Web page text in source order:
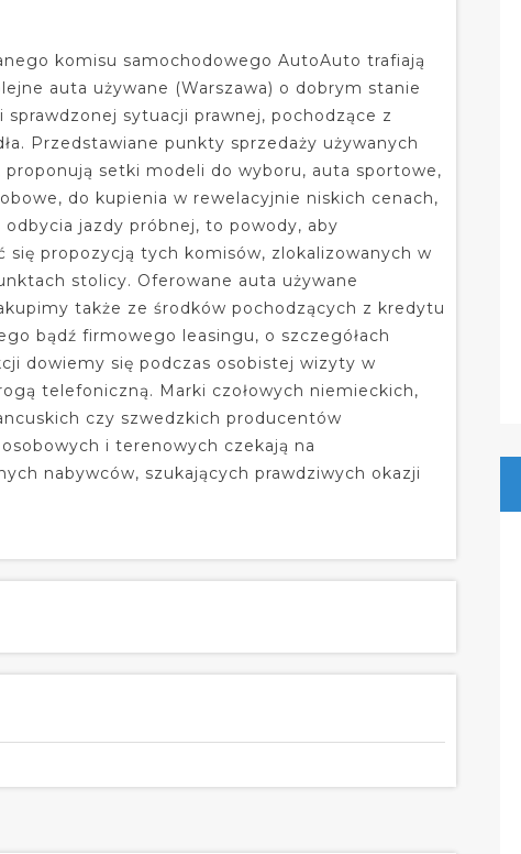
komisu samochodowego AutoAuto trafiają
auta używane (Warszawa) o dobrym stanie
sytuacji prawnej, pochodzące z
Przedstawiane punkty sprzedaży używanych
proponują setki modeli do wyboru, auta sportowe,
do kupienia w rewelacyjnie niskich cenach,
odbycia jazdy próbnej, to powody, aby
się propozycją tych komisów, zlokalizowanych w
stolicy. Oferowane auta używane
także ze środków pochodzących z kredytu
bądź firmowego leasingu, o szczegółach
dowiemy się podczas osobistej wizyty w
telefoniczną. Marki czołowych niemieckich,
czy szwedzkich producentów
i terenowych czekają na
nabywców, szukających prawdziwych okazji